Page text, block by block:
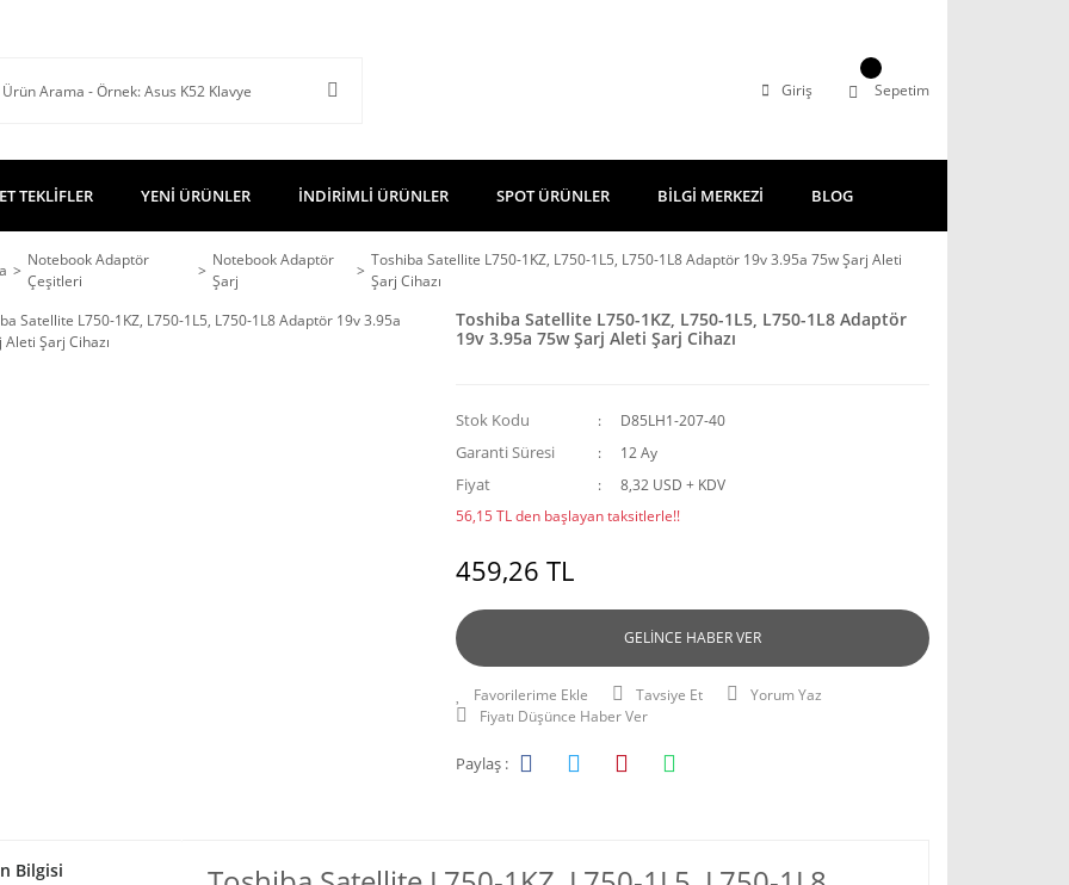
Giriş Sepetim
TEKLİFLER YENİ ÜRÜNLER İNDİRİMLİ ÜRÜNLER SPOT ÜRÜNLER BİLGİ MERKEZİ BLOG
Notebook Adaptör
Çeşitleri
Notebook Adaptör
Şarj
Toshiba Satellite L750-1KZ, L750-1L5, L750-1L8 Adaptör 19v 3.95a 75w Şarj Aleti
Şarj Cihazı
Toshiba Satellite L750-1KZ, L750-1L5, L750-1L8 Adaptör
19v 3.95a 75w Şarj Aleti Şarj Cihazı
Stok Kodu D85LH1-207-40
Garanti Süresi 12 Ay
Fiyat
8,32 USD + KDV
56,15 TL den başlayan taksitlerle!!
459,26 TL
GELİNCE HABER VER
Tavsiye Et
Yorum Yaz
Fiyatı Düşünce Haber Ver
Paylaş :
Bilgisi